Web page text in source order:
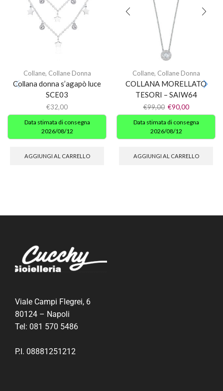
Collane, Collane Donna
Collana donna s’agapò luce
SCE03
€32,00
Data stimata di consegna
2026/08/12
AGGIUNGI AL CARRELLO
Collane, Collane Donna
COLLANA MORELLATO
TESORI – SAIW64
€99,00 €90,00
Data stimata di consegna
2026/08/12
AGGIUNGI AL CARRELLO
Viale Campi Flegrei, 6
80124 – Napoli
Tel: 081 570 5486
P.I. 08881251212